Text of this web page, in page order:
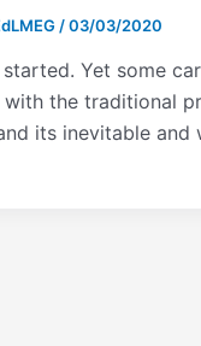
/03/03/2020
Yet some
the traditional
its inevitable and